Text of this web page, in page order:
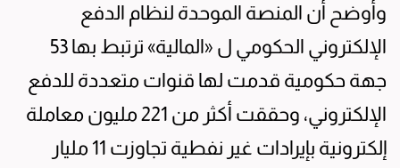
وأوضح أن المنصة الموحدة لنظام الدفع
الإلكتروني الحكومي ل «المالية» ترتبط بها 53
جهة حكومية قدمت لها قنوات متعددة للدفع
الإلكتروني، وحققت أكثر من 221 مليون معاملة
إلكترونية بإيرادات غير نفطية تجاوزت 11 مليار